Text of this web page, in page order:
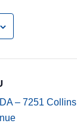
– 7251 Collins